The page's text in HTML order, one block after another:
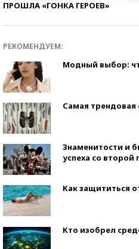
ПРОШЛА «ГОНКА ГЕРОЕВ»
РЕКОМЕНДУЕМ:
Модный выбор:
Самая трендовая
Знаменитости и
успеха со второй
Как защититься
Кто изобрел